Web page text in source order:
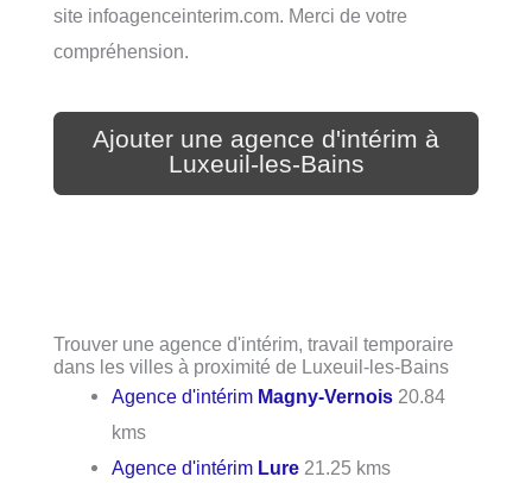
site infoagenceinterim.com. Merci de votre
compréhension.
Ajouter une agence d'intérim à
Luxeuil-les-Bains
Trouver une agence d'intérim, travail temporaire
dans les villes à proximité de Luxeuil-les-Bains
Agence d'intérim Magny-Vernois 20.84
kms
Agence d'intérim Lure 21.25 kms